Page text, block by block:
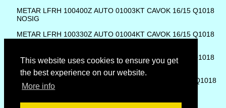
This website uses cookies to ensure you get
the best experience on our website.
More info
METAR LFRH 100400Z AUTO 01003KT CAVOK 16/15 Q1018
NOSIG
METAR LFRH 100330Z AUTO 01004KT CAVOK 16/15 Q1018
METAR LFRH 100300Z AUTO 02004KT CAVOK 16/15 Q1018
NOSIG
METAR LFRH 100230Z AUTO VRB03KT CAVOK 17/14 Q1018
NOSIG